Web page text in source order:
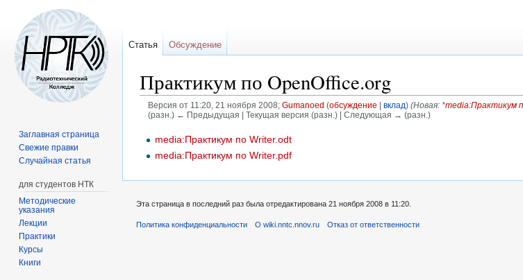
Практикум по OpenOffice.org
Версия от 11:20, 21 ноября 2008; Gumanoed (обсуждение вклад) (Новая: *media:Практикум
(разн.) ← Предыдущая | Текущая версия (разн.) | Следующая → (разн.)
Перейти
Перейти
media:Практикум по Writer.odt
media:Практикум по Writer.pdf
Статья Обсуждение
Заглавная страница
Свежие правки
Случайная статья
для студентов НТК
Методические
указания
Лекции
Практики
Курсы
Книги
Эта страница в последний раз была отредактирована 21 ноября 2008 в 11:20.
Политика конфиденциальности О wiki.nntc.nnov.ru Отказ от ответственности